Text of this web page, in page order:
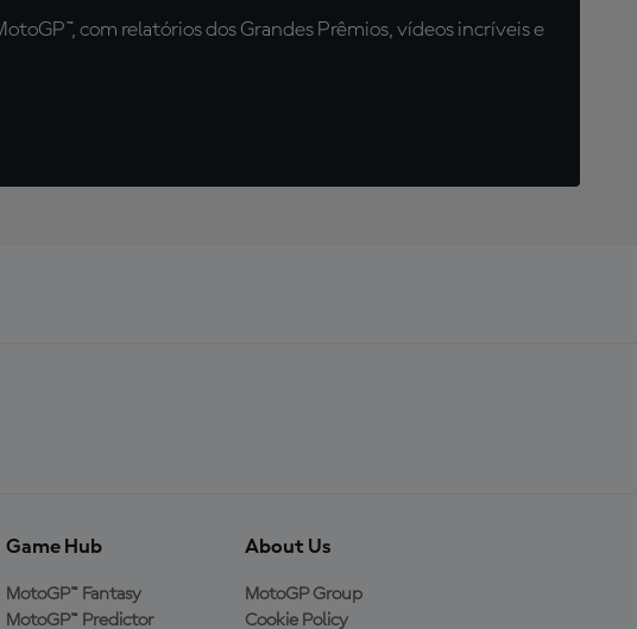
com relatórios dos Grandes Prêmios, vídeos incríveis e
Game Hub
MotoGP™ Fantasy
MotoGP™ Predictor
About Us
MotoGP Group
Cookie Policy